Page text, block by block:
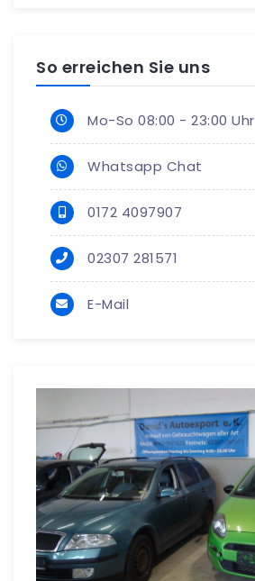
So erreichen Sie uns
Mo-So 08:00 - 23:00 Uhr
Whatsapp Chat
0172 4097907
02307 281571
E-Mail